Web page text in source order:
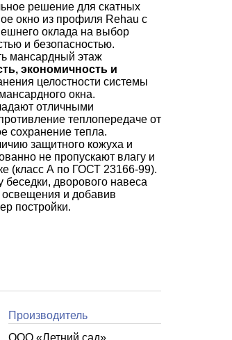
решение для скатных
окно из профиля Rehau с
оклада на выбор
и безопасностью.
мансардный этаж
экономичность и
целостности системы
окна.
отличными
теплопередаче от
сохранение тепла.
защитного кожуха и
не пропускают влагу и
(класс А по ГОСТ 23166-99).
дворового навеса
и добавив
постройки.
Производитель
ООО «Летний cад»